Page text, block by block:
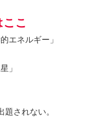
こ
エネルギー」
」
されない。